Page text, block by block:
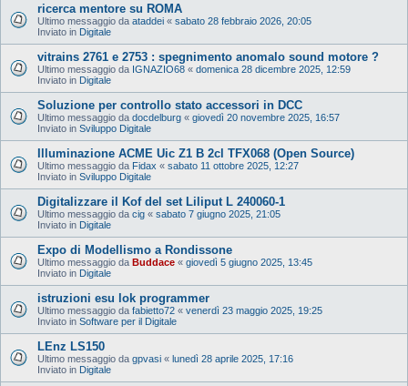
ricerca mentore su ROMA
Ultimo messaggio da ataddei « sabato 28 febbraio 2026, 20:05
Inviato in Digitale
vitrains 2761 e 2753 : spegnimento anomalo sound motore ?
Ultimo messaggio da IGNAZIO68 « domenica 28 dicembre 2025, 12:59
Inviato in Digitale
Soluzione per controllo stato accessori in DCC
Ultimo messaggio da docdelburg « giovedì 20 novembre 2025, 16:57
Inviato in Sviluppo Digitale
Illuminazione ACME Uic Z1 B 2cl TFX068 (Open Source)
Ultimo messaggio da Fidax « sabato 11 ottobre 2025, 12:27
Inviato in Sviluppo Digitale
Digitalizzare il Kof del set Liliput L 240060-1
Ultimo messaggio da cig « sabato 7 giugno 2025, 21:05
Inviato in Digitale
Expo di Modellismo a Rondissone
Ultimo messaggio da Buddace « giovedì 5 giugno 2025, 13:45
Inviato in Digitale
istruzioni esu lok programmer
Ultimo messaggio da fabietto72 « venerdì 23 maggio 2025, 19:25
Inviato in Software per il Digitale
LEnz LS150
Ultimo messaggio da gpvasi « lunedì 28 aprile 2025, 17:16
Inviato in Digitale